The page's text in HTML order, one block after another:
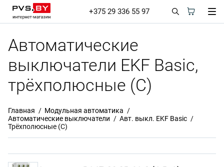
+375 29 336 55 97
Автоматические
выключатели EKF Basic,
трёхполюсные (С)
Главная
Модульная автоматика
Автоматические выключатели
Авт. выкл. EKF Basic
Трёхполюсные (С)